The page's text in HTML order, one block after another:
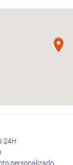
24H
personalizado